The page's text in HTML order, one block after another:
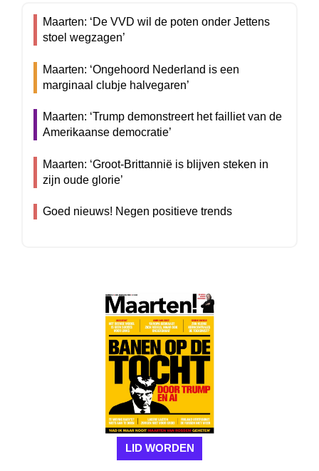
Maarten: ‘De VVD wil de poten onder Jettens
stoel wegzagen’
Maarten: ‘Ongehoord Nederland is een
marginaal clubje halvegaren’
Maarten: ‘Trump demonstreert het failliet van de
Amerikaanse democratie’
Maarten: ‘Groot-Brittannië is blijven steken in
zijn oude glorie’
Goed nieuws! Negen positieve trends
LID WORDEN